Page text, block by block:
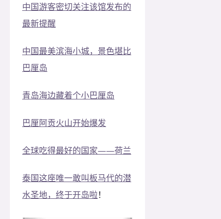
中国游客密切关注该馆发布的
最新提醒
中国最美滨海小城，景色堪比
巴厘岛
青岛海边藏着个小巴厘岛
巴厘阿贡火山开始爆发
全球吃得最好的国家——荷兰
泰国这座唯一敢叫板马代的潜
水圣地，终于开岛啦！